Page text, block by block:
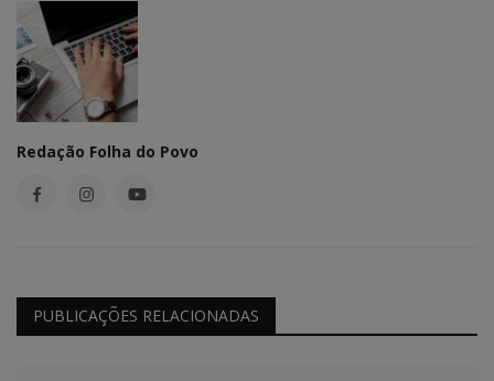
Redação Folha do Povo
PUBLICAÇÕES RELACIONADAS